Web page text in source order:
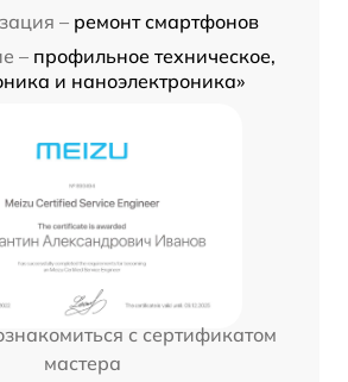
– ремонт смартфонов
– профильное техническое,
и наноэлектроника»
с сертификатом
мастера